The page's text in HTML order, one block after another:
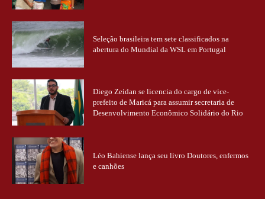
Seleção brasileira tem sete classificados na
abertura do Mundial da WSL em Portugal
Diego Zeidan se licencia do cargo de vice-
prefeito de Maricá para assumir secretaria de
Desenvolvimento Econômico Solidário do Rio
Léo Bahiense lança seu livro Doutores, enfermos
e canhões